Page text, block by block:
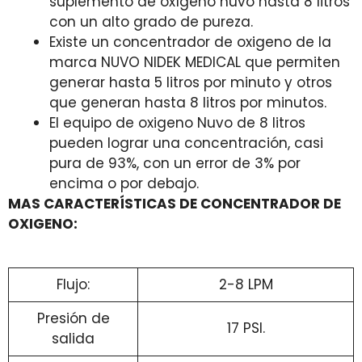
con un alto grado de pureza.
Existe un concentrador de oxigeno de la
marca NUVO NIDEK MEDICAL que permiten
generar hasta 5 litros por minuto y otros
que generan hasta 8 litros por minutos.
El equipo de oxigeno Nuvo de 8 litros
pueden lograr una concentración, casi
pura de 93%, con un error de 3% por
encima o por debajo.
MAS CARACTERÍSTICAS DE CONCENTRADOR DE
OXIGENO:
Flujo:
2-8 LPM
Presión de
salida
17 PSI.